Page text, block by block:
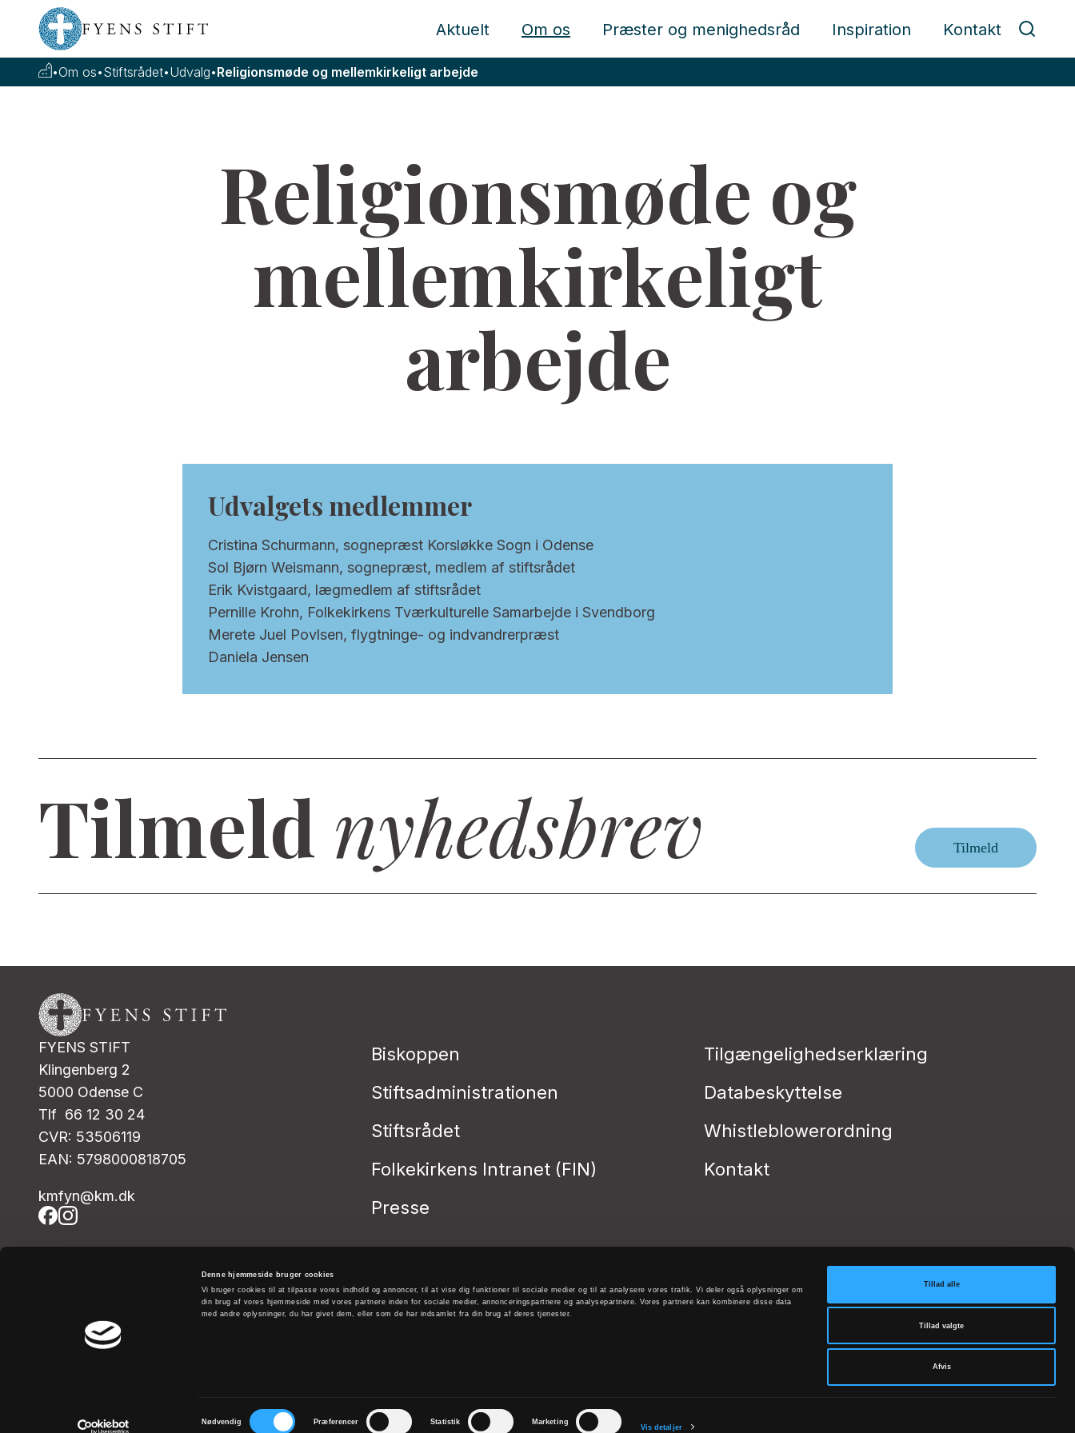
Denne hjemmeside bruger cookies
Vi bruger cookies til at tilpasse vores indhold og annoncer, til at vise dig funktioner til sociale medier og til at analysere vores trafik. Vi deler også oplysninger om
din brug af vores hjemmeside med vores partnere inden for sociale medier, annonceringspartnere og analysepartnere. Vores partnere kan kombinere disse data
med andre oplysninger, du har givet dem, eller som de har indsamlet fra din brug af deres tjenester.
Nødvendig
Præferencer Statistik Marketing
Vis detaljer
Tillad alle
Tillad valgte
Afvis
Aktuelt Om os Præster og menighedsråd Inspiration Kontakt
•Om os•Stiftsrådet•Udvalg•Religionsmøde og mellemkirkeligt arbejde
Religionsmøde og
mellemkirkeligt
arbejde
Udvalgets medlemmer
Cristina Schurmann, sognepræst Korsløkke Sogn i Odense
Sol Bjørn Weismann, sognepræst, medlem af stiftsrådet
Erik Kvistgaard, lægmedlem af stiftsrådet
Pernille Krohn, Folkekirkens Tværkulturelle Samarbejde i Svendborg
Merete Juel Povlsen, flygtninge- og indvandrerpræst
Daniela Jensen
Tilmeld nyhedsbrev Tilmeld
FYENS STIFT
Klingenberg 2
5000 Odense C
Tlf 66 12 30 24
CVR: 53506119
EAN: 5798000818705
kmfyn@km.dk
Biskoppen
Stiftsadministrationen
Stiftsrådet
Folkekirkens Intranet (FIN)
Presse
Tilgængelighedserklæring
Databeskyttelse
Whistleblowerordning
Kontakt